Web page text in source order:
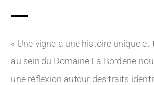
« Une vigne a une histoire unique et
au sein du Domaine La Borderie
une réflexion autour des traits